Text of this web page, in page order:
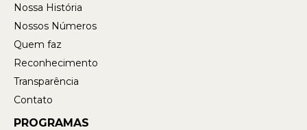
Nossa História
Nossos Números
Quem faz
Reconhecimento
Transparência
Contato
PROGRAMAS